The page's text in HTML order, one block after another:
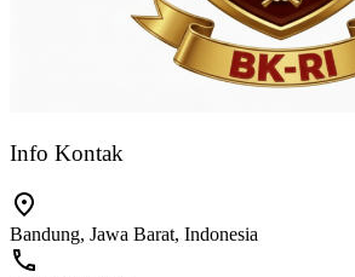
Info Kontak
Bandung, Jawa Barat, Indonesia